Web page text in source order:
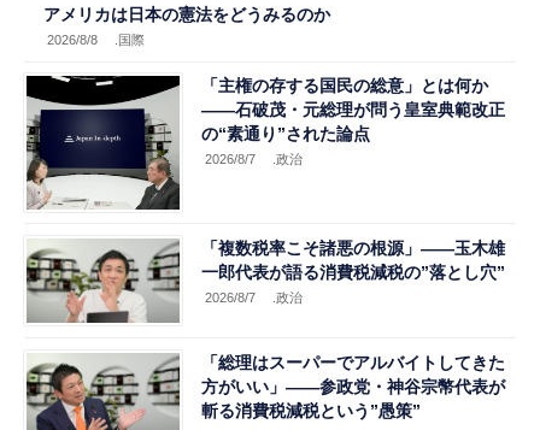
アメリカは日本の憲法をどうみるのか
2026/8/8 .国際
「主権の存する国民の総意」とは何か
――石破茂・元総理が問う皇室典範改正
の“素通り”された論点
2026/8/7 .政治
「複数税率こそ諸悪の根源」――玉木雄
一郎代表が語る消費税減税の”落とし穴”
2026/8/7 .政治
「総理はスーパーでアルバイトしてきた
方がいい」――参政党・神谷宗幣代表が
斬る消費税減税という”愚策”